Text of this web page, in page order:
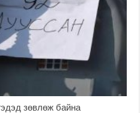
зөвлөж байна